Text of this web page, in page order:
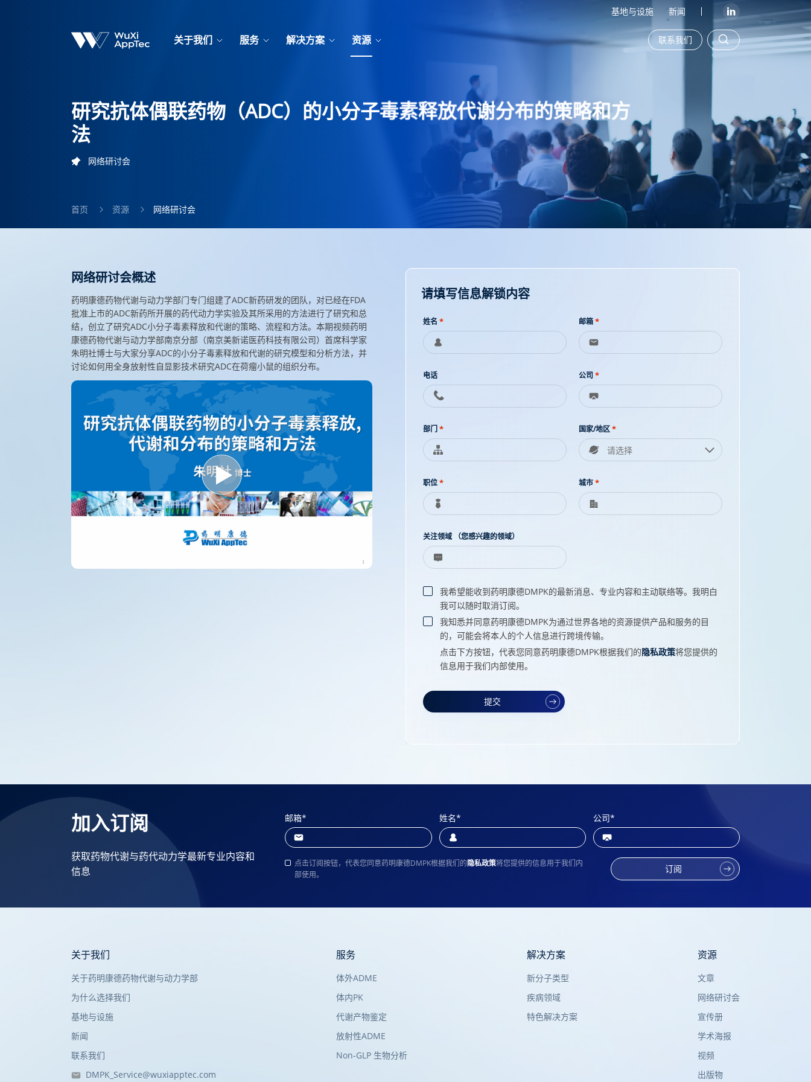
基地与设施 新闻
关于我们 服务 解决方案 资源 联系我们
研究抗体偶联药物（ADC）的小分子毒素释放代谢分布的策略和方
法
网络研讨会
首页 资源 网络研讨会
网络研讨会概述
药明康德药物代谢与动力学部门专门组建了ADC新药研发的团队，对已经在FDA
批准上市的ADC新药所开展的药代动力学实验及其所采用的方法进行了研究和总
结，创立了研究ADC小分子毒素释放和代谢的策略、流程和方法。本期视频药明
康德药物代谢与动力学部南京分部（南京美新诺医药科技有限公司）首席科学家
朱明社博士与大家分享ADC的小分子毒素释放和代谢的研究模型和分析方法，并
讨论如何用全身放射性自显影技术研究ADC在荷瘤小鼠的组织分布。
请填写信息解锁内容
姓名 * 邮箱*
电话 公司*
部门 * 国家/地区*
职位* 城市*
关注领域 （您感兴趣的领域）
我希望能收到药明康德DMPK的最新消息、专业内容和主动联络等。我明白
我可以随时取消订阅。
我知悉并同意药明康德DMPK为通过世界各地的资源提供产品和服务的目
的，可能会将本人的个人信息进行跨境传输。
点击下方按钮，代表您同意药明康德DMPK根据我们的隐私政策将您提供的
信息用于我们内部使用。
提交
加入订阅
获取药物代谢与药代动力学最新专业内容和
信息
邮箱* 姓名* 公司*
点击订阅按钮，代表您同意药明康德DMPK根据我们的隐私政策将您提供的信息用于我们内
部使用。
订阅
关于我们
关于药明康德药物代谢与动力学部
为什么选择我们
基地与设施
新闻
联系我们
DMPK_Service@wuxiapptec.com
服务
体外ADME
体内PK
代谢产物鉴定
放射性ADME
Non-GLP 生物分析
解决方案
新分子类型
疾病领域
特色解决方案
资源
文章
网络研讨会
宣传册
学术海报
视频
出版物